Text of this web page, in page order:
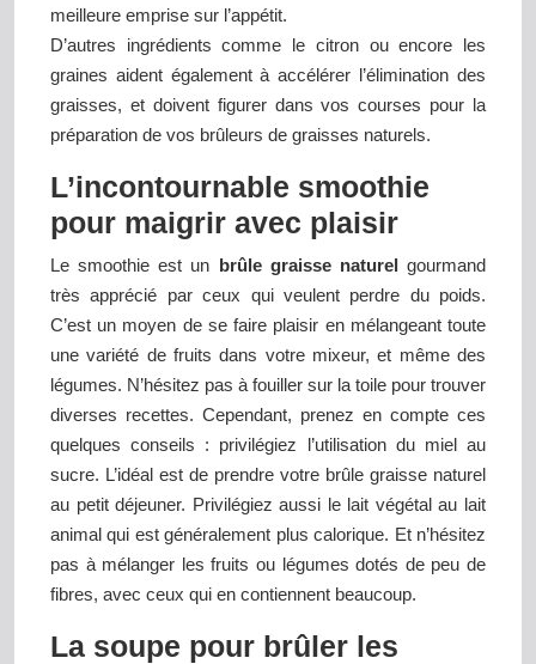
meilleure emprise sur l’appétit.
D’autres ingrédients comme le citron ou encore les
graines aident également à accélérer l’élimination des
graisses, et doivent figurer dans vos courses pour la
préparation de vos brûleurs de graisses naturels.
L’incontournable smoothie
pour maigrir avec plaisir
Le smoothie est un brûle graisse naturel gourmand
très apprécié par ceux qui veulent perdre du poids.
C’est un moyen de se faire plaisir en mélangeant toute
une variété de fruits dans votre mixeur, et même des
légumes. N’hésitez pas à fouiller sur la toile pour trouver
diverses recettes. Cependant, prenez en compte ces
quelques conseils : privilégiez l’utilisation du miel au
sucre. L’idéal est de prendre votre brûle graisse naturel
au petit déjeuner. Privilégiez aussi le lait végétal au lait
animal qui est généralement plus calorique. Et n’hésitez
pas à mélanger les fruits ou légumes dotés de peu de
fibres, avec ceux qui en contiennent beaucoup.
La soupe pour brûler les